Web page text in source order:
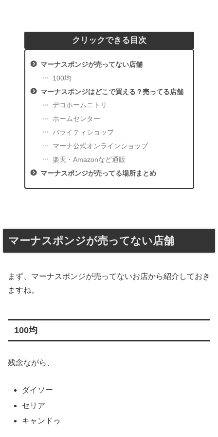
クリックできる目次
マーナスポンジが売ってない店舗
100均
マーナスポンジはどこで買える？売ってる店舗
デコホームニトリ
ホームセンター
バライティショップ
マーナ公式オンラインショップ
楽天・Amazonなど通販
マーナスポンジが売ってる場所まとめ
マーナスポンジが売ってない店舗
まず、マーナスポンジが売ってないお店から紹介しておき
ますね。
100均
残念ながら、
ダイソー
セリア
キャンドゥ